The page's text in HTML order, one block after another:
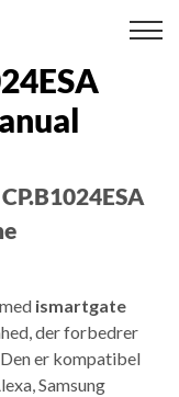
ismartgate
der forbedrer
er kompatibel
Samsung